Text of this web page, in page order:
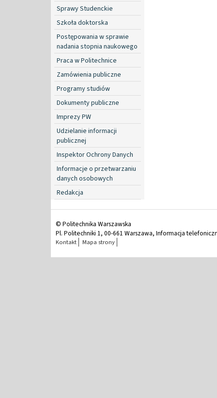
Sprawy Studenckie
Szkoła doktorska
Postępowania w sprawie
nadania stopnia naukowego
Praca w Politechnice
Zamówienia publiczne
Programy studiów
Dokumenty publiczne
Imprezy PW
Udzielanie informacji
publicznej
Inspektor Ochrony Danych
Informacje o przetwarzaniu
danych osobowych
Redakcja
© Politechnika Warszawska
Pl. Politechniki 1, 00-661 Warszawa, Informacja
Kontakt Mapa strony